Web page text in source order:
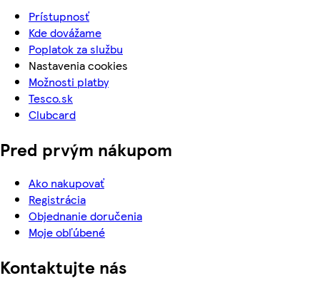
Prístupnosť
Kde dovážame
Poplatok za službu
Nastavenia cookies
Možnosti platby
Tesco.sk
Clubcard
Pred prvým nákupom
Ako nakupovať
Registrácia
Objednanie doručenia
Moje obľúbené
Kontaktujte nás